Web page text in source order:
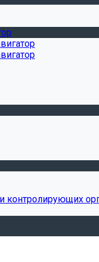
контролирующих